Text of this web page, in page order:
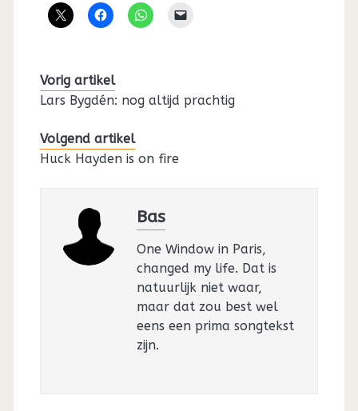
Vorig artikel
Lars Bygdén: nog altijd prachtig
Volgend artikel
Huck Hayden is on fire
Bas
One Window in Paris,
changed my life. Dat is
natuurlijk niet waar,
maar dat zou best wel
eens een prima songtekst
zijn.